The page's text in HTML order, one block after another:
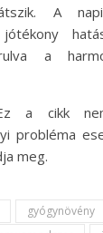
A
a
a cikk
probléma
meg.
gyógynövény